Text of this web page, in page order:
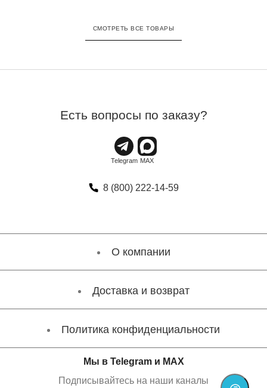
СМОТРЕТЬ ВСЕ ТОВАРЫ
Есть вопросы по заказу?
8 (800) 222-14-59
О компании
Доставка и возврат
Политика конфиденциальности
Мы в Telegram и MAX
Подписывайтесь на наши каналы